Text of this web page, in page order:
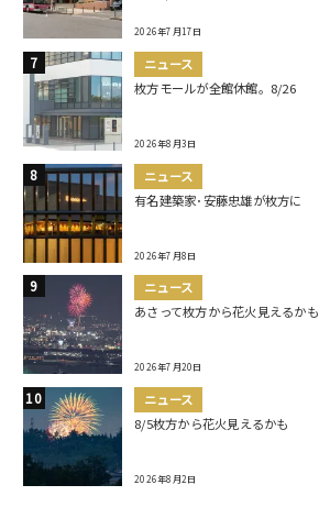
2026年7月17日
ニュース
枚方モールが全館休館。8/26
2026年8月3日
ニュース
有名建築家･安藤忠雄が枚方に
2026年7月8日
ニュース
あさって枚方から花火見えるかも
2026年7月20日
ニュース
8/5枚方から花火見えるかも
2026年8月2日